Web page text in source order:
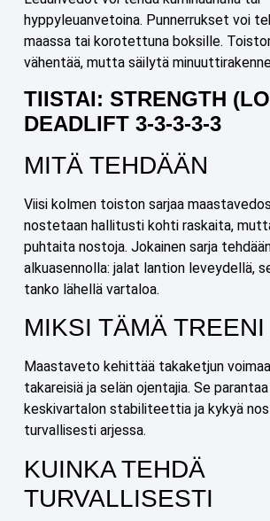
hyppyleuanvetoina. Punnerrukset voi
maassa tai korotettuna boksille.
vähentää, mutta säilytä
TIISTAI: STRENGTH
DEADLIFT 3-3-3-3-3
MITÄ TEHDÄÄN
Viisi kolmen toiston sarjaa
nostetaan hallitusti kohti raskaita,
puhtaita nostoja. Jokainen sarja
alkuasennolla: jalat lantion leveydellä,
tanko lähellä vartaloa.
MIKSI TÄMÄ TREENI
Maastaveto kehittää takaketjun
takareisiä ja selän ojentajia. Se
keskivartalon stabiliteettia ja kykyä
turvallisesti arjessa.
KUINKA TEHDÄ
TURVALLISESTI